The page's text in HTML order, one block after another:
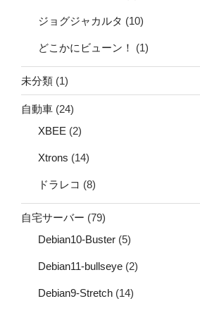
ジョグジャカルタ (10)
どこかにビューン！ (1)
未分類 (1)
自動車 (24)
XBEE (2)
Xtrons (14)
ドラレコ (8)
自宅サーバー (79)
Debian10-Buster (5)
Debian11-bullseye (2)
Debian9-Stretch (14)